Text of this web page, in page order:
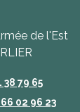
de l'Est
38 79 65
66 02 96 23